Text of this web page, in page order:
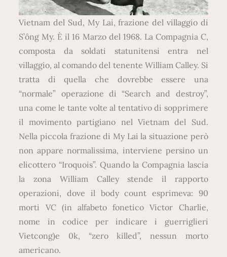
Vietnam del Sud, My Lai, frazione del villaggio di
S’ông My. È il 16 Marzo del 1968. La Compagnia C,
composta da soldati statunitensi entra nel
villaggio, al comando del tenente William Calley. Si
tratta di quella che dovrebbe essere una
“normale” operazione di “Search and destroy”,
una come le tante volte al tentativo di sopprimere
il movimento partigiano nel Vietnam del Sud.
Nella piccola frazione di My Lai la situazione però
non appare normalissima, interviene persino un
elicottero “Iroquois”. Quando la Compagnia lascia
la zona William Calley stende il rapporto
operazioni, dove il body count esprimeva: 90
morti VC (in alfabeto fonetico Victor Charlie,
nome in codice per indicare i guerriglieri
Vietcong)e 0k, “zero killed”, nessun morto
americano.